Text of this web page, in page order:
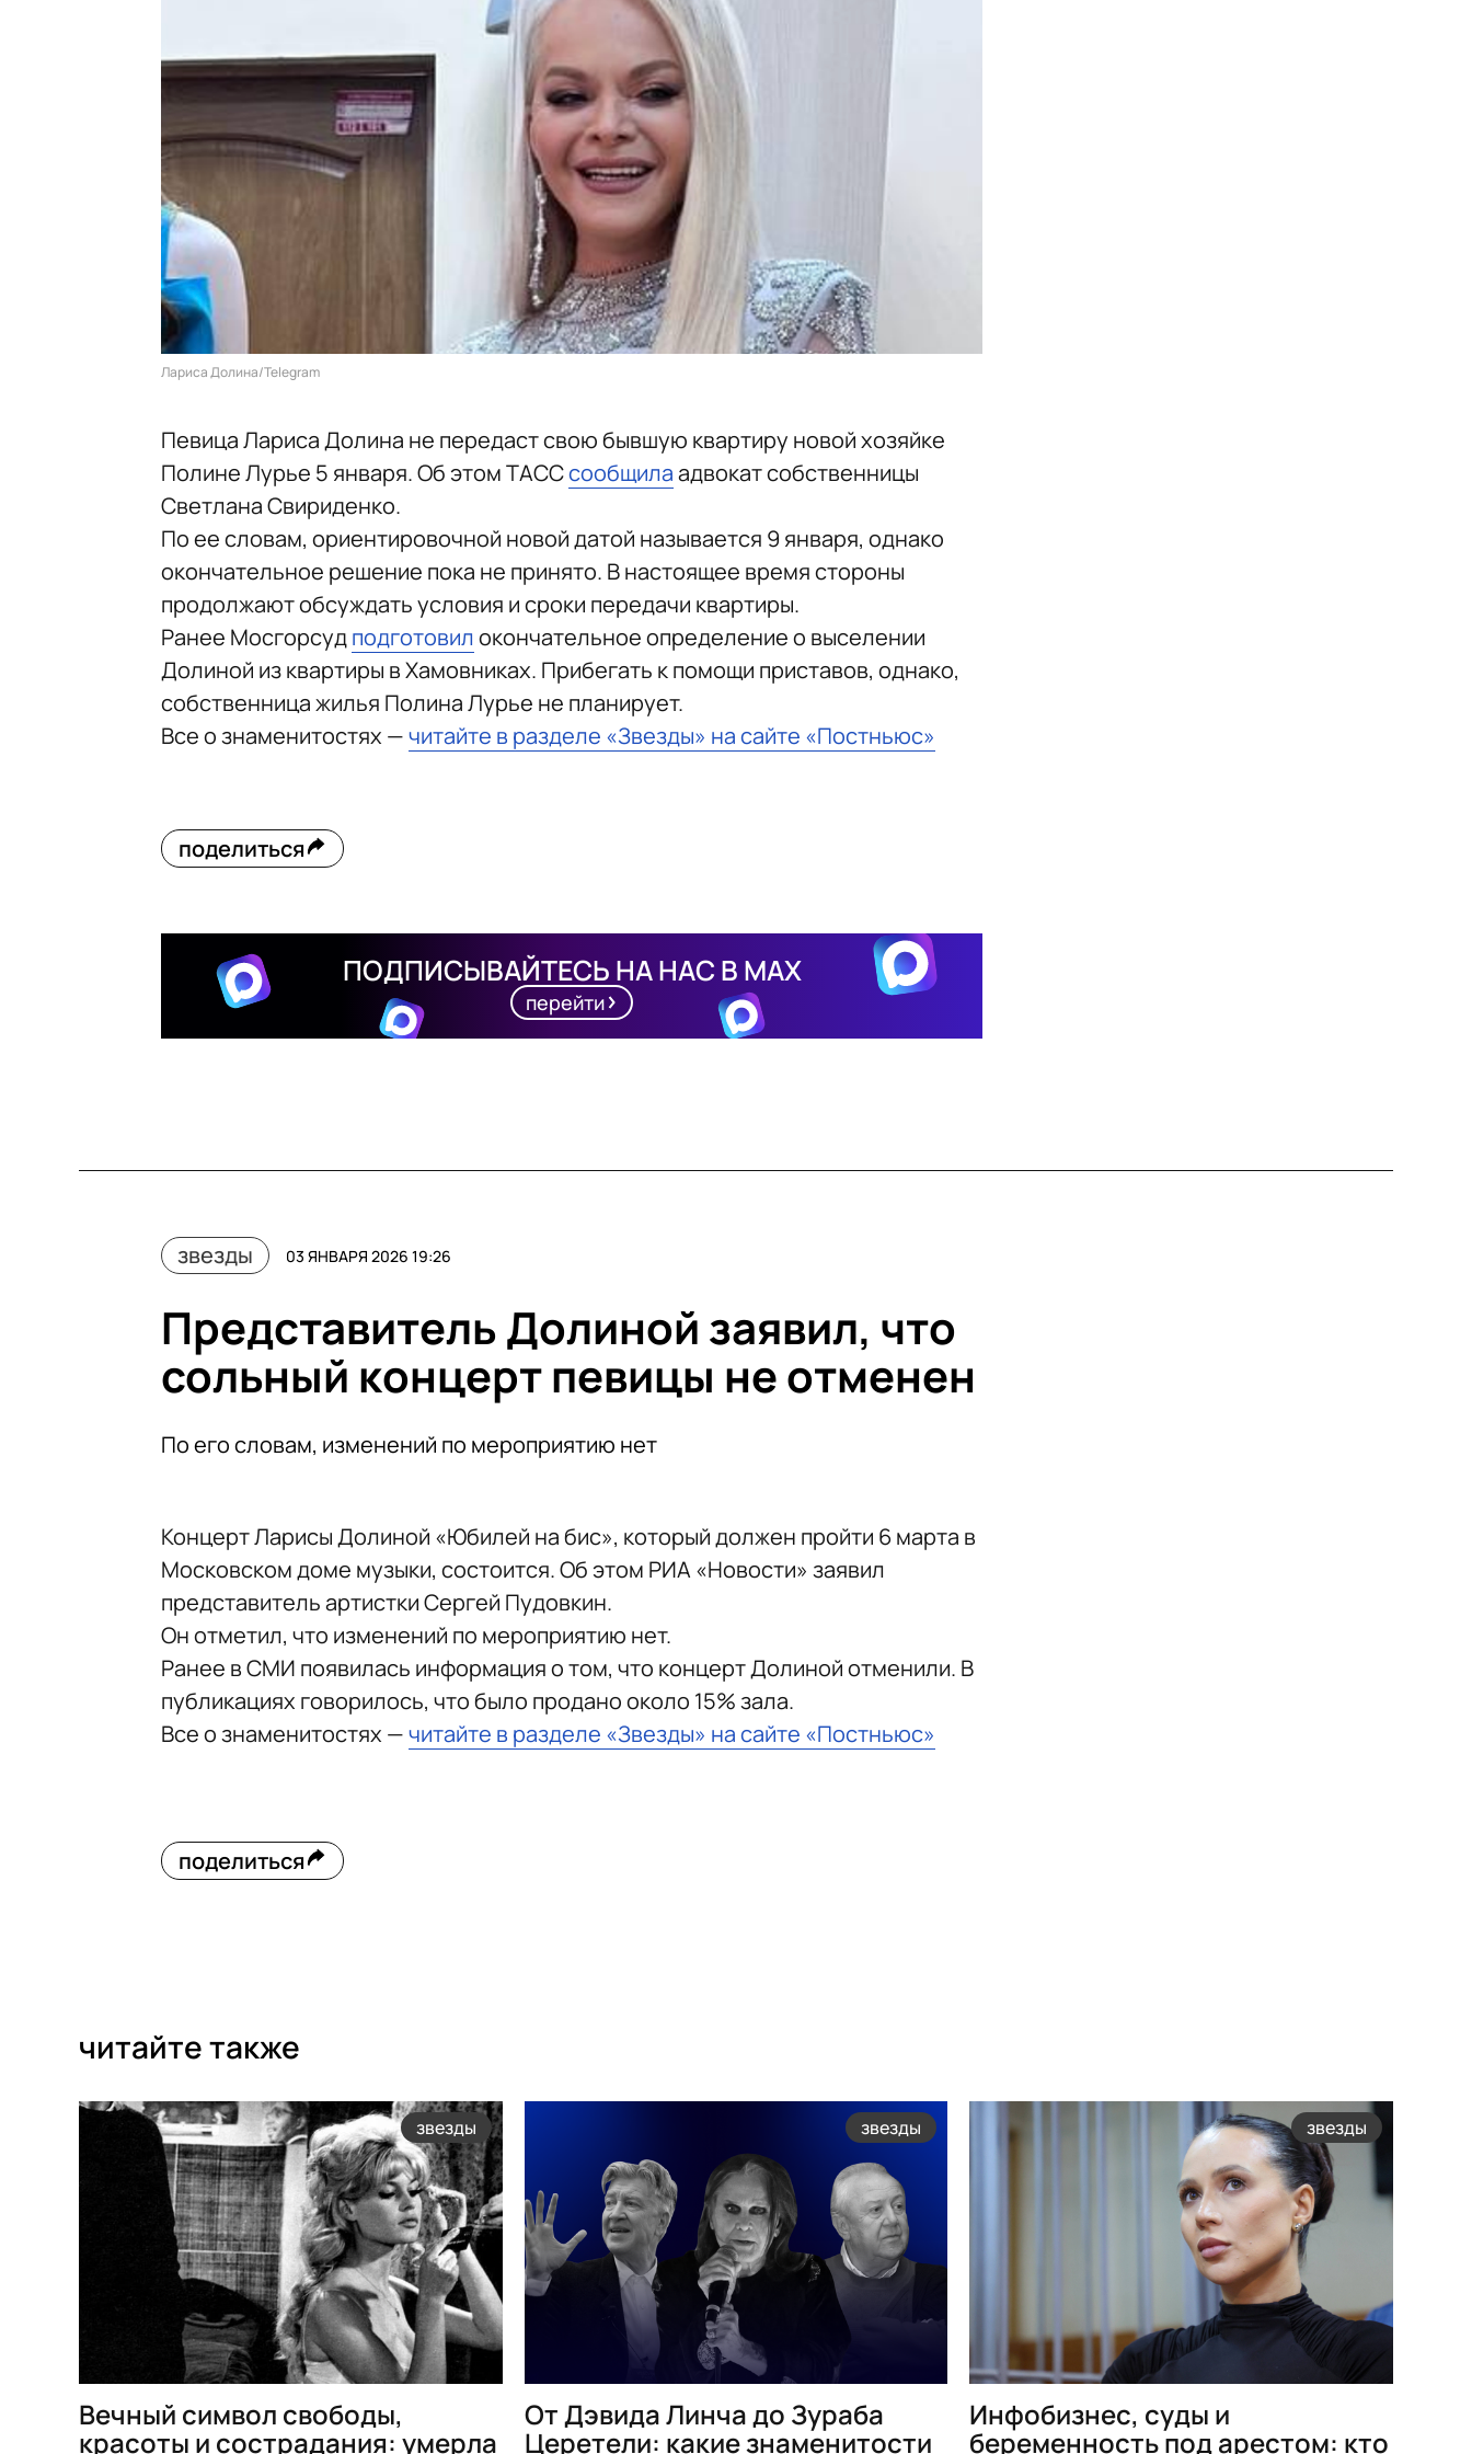
Лариса Долина/Telegram
Певица Лариса Долина не передаст свою бывшую квартиру новой хозяйке
Полине Лурье 5 января. Об этом ТАССсообщилаадвокат собственницы
Светлана Свириденко.
По ее словам, ориентировочной новой датой называется 9 января, однако
окончательное решение пока не принято. В настоящее время стороны
продолжают обсуждать условия и сроки передачи квартиры.
Ранее Мосгорсудподготовилокончательное определение о выселении
Долиной из квартиры в Хамовниках. Прибегать к помощи приставов, однако,
собственница жилья Полина Лурье не планирует.
Все о знаменитостях —читайте в разделе «Звезды» на сайте «Постньюс»
поделиться
ПОДПИСЫВАЙТЕСЬ НА НАС В MAX
перейти
звезды 03 ЯНВАРЯ 2026 19:26
Представитель Долиной заявил, что
сольный концерт певицы не отменен
По его словам, изменений по мероприятию нет
Концерт Ларисы Долиной «Юбилей на бис», который должен пройти 6 марта в
Московском доме музыки, состоится. Об этом РИА «Новости» заявил
представитель артистки Сергей Пудовкин.
Он отметил, что изменений по мероприятию нет.
Ранее в СМИ появилась информация о том, что концерт Долиной отменили. В
публикациях говорилось, что было продано около 15% зала.
Все о знаменитостях —читайте в разделе «Звезды» на сайте «Постньюс»
поделиться
читайте также
звезды
Вечный символ свободы,
красоты и сострадания: умерла
звезды
От Дэвида Линча до Зураба
Церетели: какие знаменитости
звезды
Инфобизнес, суды и
беременность под арестом: кто